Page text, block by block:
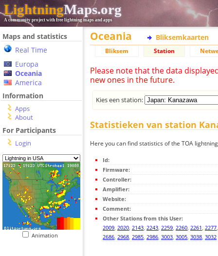
LightningMaps.org
A community project with free lightning maps and apps
Maps and statistics
Real Time
Europa
Oceania
America
Information
Apps
About
For Participants
Login
Animation
Oceania Bliksemkaarten
Bliksem Station
Please note that the data
new ones in the future.
Kies een station:
Statistieken van station
Here you can find statistics of the TOA
Id:
Firmware:
Controller:
Amplifier:
Website:
Comment:
Other Stations from this User:
2009, 2020, 2143, 2243, 2259, 2260, 2261, 2277
2686, 2968, 2985, 2986, 3003, 3005, 3038, 3032